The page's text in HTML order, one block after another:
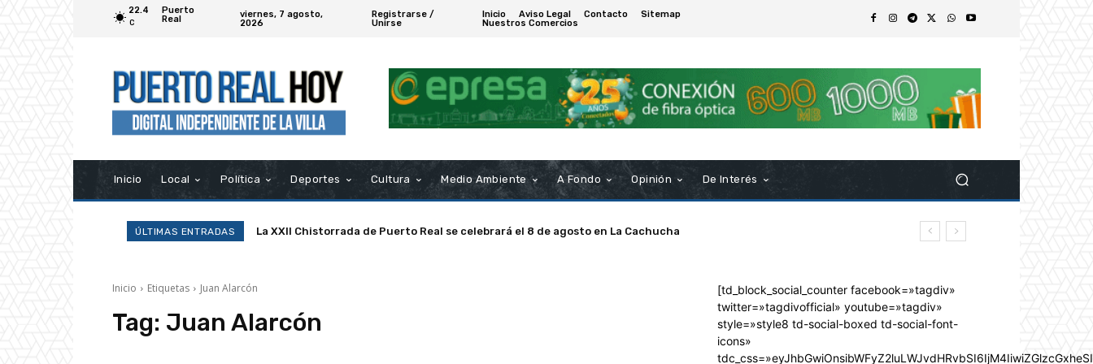
22.4
C
Puerto
Real
viernes, 7 agosto,
2026
Registrarse /
Unirse
Inicio Aviso Legal Contacto
Sitemap
Nuestros Comercios
Inicio Local Política Deportes Cultura Medio Ambiente A Fondo Opinión De Interés
ÚLTIMAS ENTRADAS La XXII Chistorrada de Puerto Real se celebrará el 8 de agosto en La Cachucha
Inicio Etiquetas Juan Alarcón
Tag: Juan Alarcón
[td_block_social_counter facebook=»tagdiv»
twitter=»tagdivofficial» youtube=»tagdiv»
style=»style8 td-social-boxed td-social-font-
icons»